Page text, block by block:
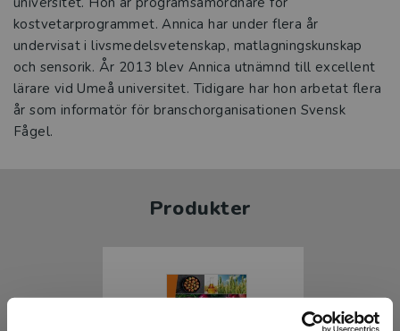
kostvetarprogrammet. Annica har under flera år
undervisat i livsmedelsvetenskap, matlagningskunskap
och sensorik. År 2013 blev Annica utnämnd till excellent
lärare vid Umeå universitet. Tidigare har hon arbetat flera
år som informatör för branschorganisationen Svensk
Fågel.
Produkter